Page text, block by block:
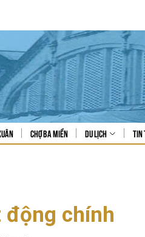
Chợ Ba Miền Du lịch Tin
động chính